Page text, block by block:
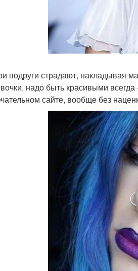
подруги страдают, накладывая
надо быть красивыми всегда
сайте, вообще без